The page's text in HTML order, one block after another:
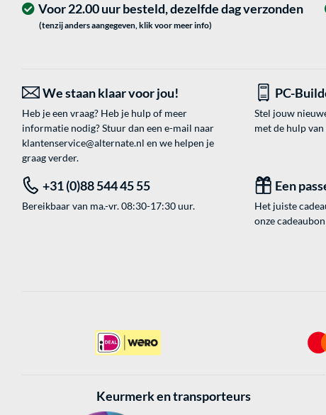
Voor 22.00 uur besteld, dezelfde dag verzonden
(tenzij anders aangegeven, klik voor meer info)
We staan klaar voor jou!
Heb je een vraag? Heb je hulp of meer
informatie nodig? Stuur dan een e-mail naar
klantenservice@alternate.nl en we helpen je
graag verder.
PC-
Stel jouw
met de hulp
+31 (0)88 544 45 55
Bereikbaar van ma.-vr. 08:30-17:30 uur.
Een
Het juiste
onze
Keurmerk en transporteurs